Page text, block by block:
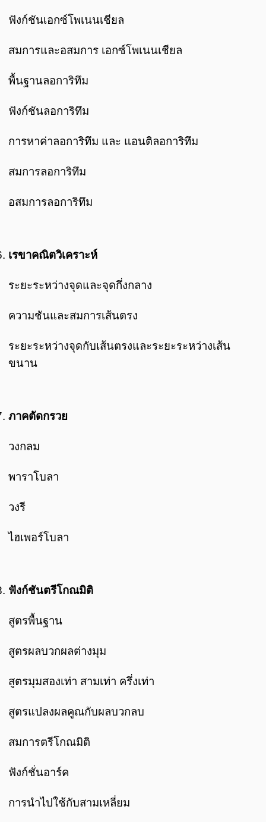
ฟังก์ชันเอกซ์โพเนนเชียล
สมการและอสมการ เอกซ์โพเนนเชียล
พื้นฐานลอการิทึม
ฟังก์ชันลอการิทึม
การหาค่าลอการิทึม และ แอนติลอการิทึม
สมการลอการิทึม
อสมการลอการิทึม
เรขาคณิตวิเคราะห์
ระยะระหว่างจุดและจุดกึ่งกลาง
ความชันและสมการเส้นตรง
ระยะระหว่างจุดกับเส้นตรงและระยะระหว่างเส้น
ขนาน
ภาคตัดกรวย
วงกลม
พาราโบลา
วงรี
ไฮเพอร์โบลา
ฟังก์ชันตรีโกณมิติ
สูตรพื้นฐาน
สูตรผลบวกผลต่างมุม
สูตรมุมสองเท่า สามเท่า ครึ่งเท่า
สูตรแปลงผลคูณกับผลบวกลบ
สมการตรีโกณมิติ
ฟังก์ชั่นอาร์ค
การนำไปใช้กับสามเหลี่ยม